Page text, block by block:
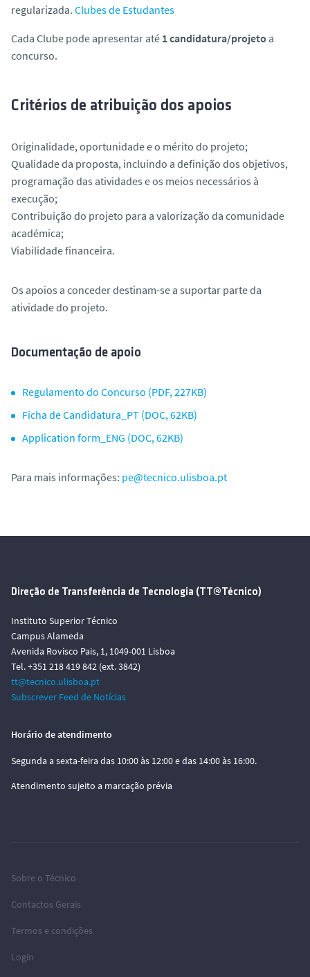
regularizada. Clubes de Estudantes
Cada Clube pode apresentar até 1 candidatura/projeto a
concurso.
Critérios de atribuição dos apoios
Originalidade, oportunidade e o mérito do projeto;
Qualidade da proposta, incluindo a definição dos objetivos,
programação das atividades e os meios necessários à
execução;
Contribuição do projeto para a valorização da comunidade
académica;
Viabilidade financeira.
Os apoios a conceder destinam-se a suportar parte da
atividade do projeto.
Documentação de apoio
Regulamento do Concurso (PDF, 227KB)
Ficha de Candidatura_PT (DOC, 62KB)
Application form_ENG (DOC, 62KB)
Para mais informações: pe@tecnico.ulisboa.pt
Direção de Transferência de Tecnologia (TT@Técnico)
Instituto Superior Técnico
Campus Alameda
Avenida Rovisco Pais, 1, 1049-001 Lisboa
Tel. +351 218 419 842 (ext. 3842)
tt@tecnico.ulisboa.pt
Subscrever Feed de Notícias
Horário de atendimento
Segunda a sexta-feira das 10:00 às 12:00 e das 14:00 às 16:00.
Atendimento sujeito a marcação prévia
Sobre o Técnico
Contactos Gerais
Termos e condições
Login